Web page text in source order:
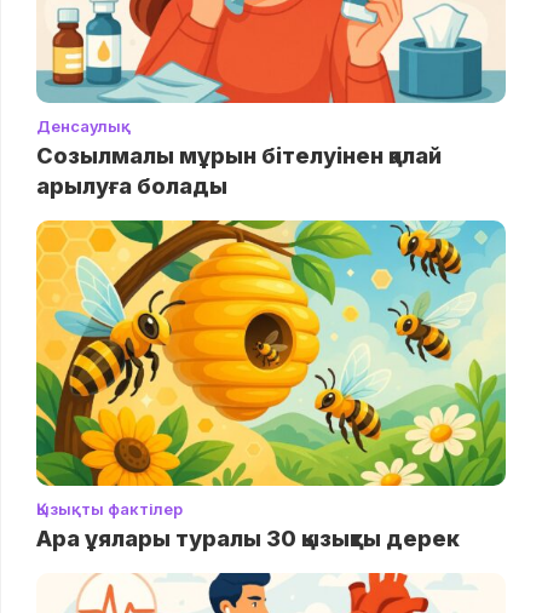
Денсаулық
Созылмалы мұрын бітелуінен қалай
арылуға болады
Қызықты фактілер
Ара ұялары туралы 30 қызықты дерек